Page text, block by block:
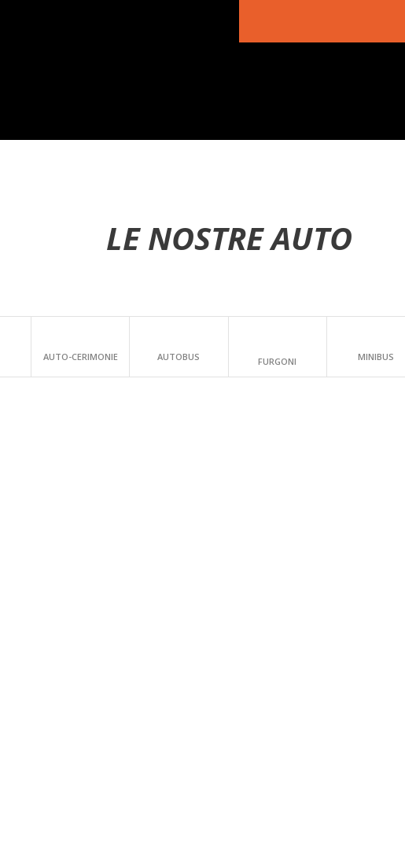
LE NOSTRE AUTO
AUTO-CERIMONIE AUTOBUS FURGONI MINIBUS